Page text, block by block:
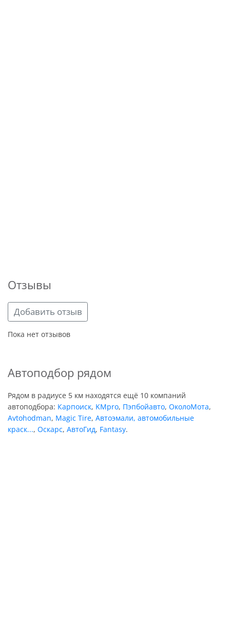
Отзывы
Добавить отзыв
Пока нет отзывов
Автоподбор рядом
Рядом в радиусе 5 км находятся ещё 10 компаний
автоподбора: Карпоиск, KMpro, Пэпбойавто, ОколоМота,
Avtohodman, Magic Tire, Автоэмали, автомобильные
краск..., Оскарс, АвтоГид, Fantasy.